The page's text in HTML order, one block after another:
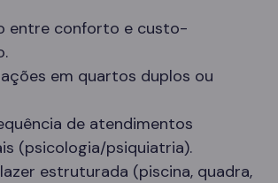
entre conforto e custo-
em quartos duplos ou
de atendimentos
(psicologia/psiquiatria).
estruturada (piscina, quadra,